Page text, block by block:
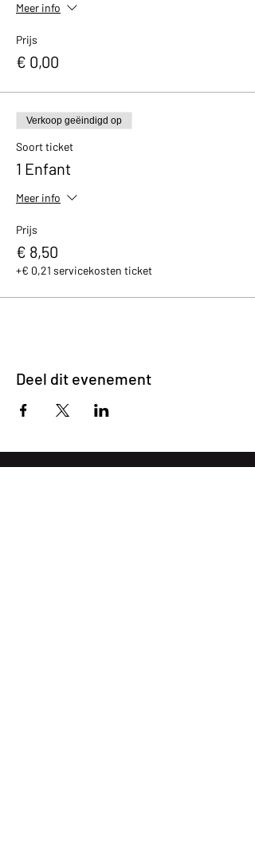
Meer info
Prijs
€ 0,00
Verkoop geëindigd op
Soort ticket
1 Enfant
Meer info
Prijs
€ 8,50
+€ 0,21 servicekosten ticket
Deel dit evenement